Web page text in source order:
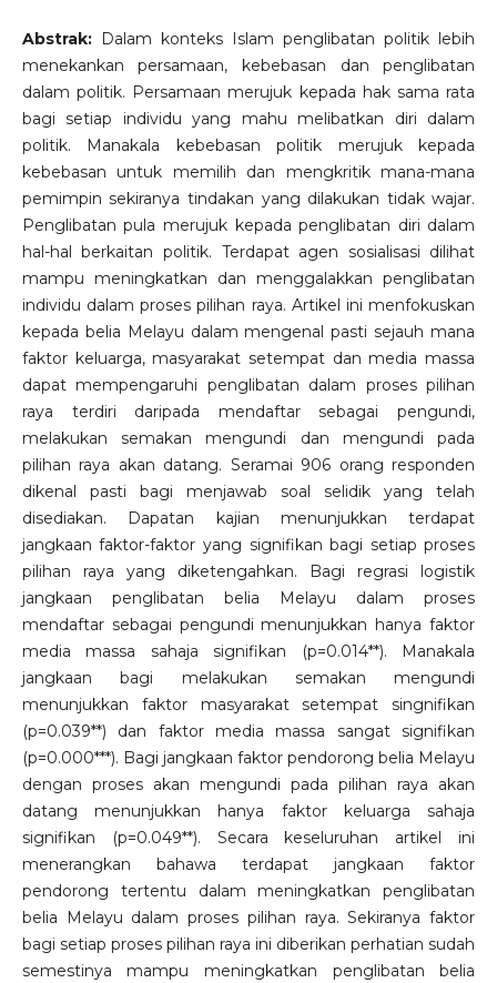
Abstrak:Dalam konteks Islam penglibatan politik lebih
menekankan persamaan, kebebasan dan penglibatan
dalam politik. Persamaan merujuk kepada hak sama rata
bagi setiap individu yang mahu melibatkan diri dalam
politik. Manakala kebebasan politik merujuk kepada
kebebasan untuk memilih dan mengkritik mana-mana
pemimpin sekiranya tindakan yang dilakukan tidak wajar.
Penglibatan pula merujuk kepada penglibatan diri dalam
hal-hal berkaitan politik. Terdapat agen sosialisasi dilihat
mampu meningkatkan dan menggalakkan penglibatan
individu dalam proses pilihan raya. Artikel ini menfokuskan
kepada belia Melayu dalam mengenal pasti sejauh mana
faktor keluarga, masyarakat setempat dan media massa
dapat mempengaruhi penglibatan dalam proses pilihan
raya terdiri daripada mendaftar sebagai pengundi,
melakukan semakan mengundi dan mengundi pada
pilihan raya akan datang. Seramai 906 orang responden
dikenal pasti bagi menjawab soal selidik yang telah
disediakan. Dapatan kajian menunjukkan terdapat
jangkaan faktor-faktor yang signifikan bagi setiap proses
pilihan raya yang diketengahkan. Bagi regrasi logistik
jangkaan penglibatan belia Melayu dalam proses
mendaftar sebagai pengundi menunjukkan hanya faktor
media massa sahaja signifikan (p=0.014**). Manakala
jangkaan bagi melakukan semakan mengundi
menunjukkan faktor masyarakat setempat singnifikan
(p=0.039**) dan faktor media massa sangat signifikan
(p=0.000***). Bagi jangkaan faktor pendorong belia Melayu
dengan proses akan mengundi pada pilihan raya akan
datang menunjukkan hanya faktor keluarga sahaja
signifikan (p=0.049**). Secara keseluruhan artikel ini
menerangkan bahawa terdapat jangkaan faktor
pendorong tertentu dalam meningkatkan penglibatan
belia Melayu dalam proses pilihan raya. Sekiranya faktor
bagi setiap proses pilihan raya ini diberikan perhatian sudah
semestinya mampu meningkatkan penglibatan belia